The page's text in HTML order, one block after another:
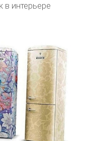
в интерьере